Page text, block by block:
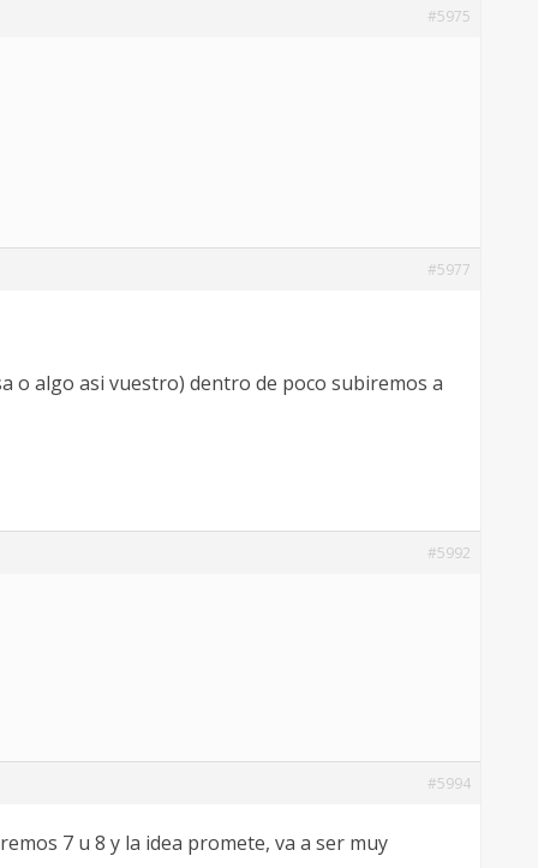
#5975
#5977
o algo asi vuestro) dentro de poco subiremos a
#5992
#5994
7 u 8 y la idea promete, va a ser muy